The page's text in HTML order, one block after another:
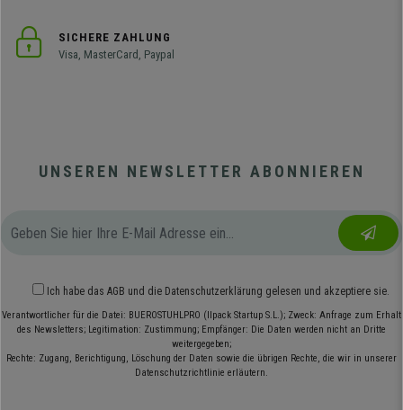
SICHERE ZAHLUNG
Visa, MasterCard, Paypal
UNSEREN NEWSLETTER ABONNIEREN
Ich habe das AGB und die Datenschutzerklärung gelesen und akzeptiere sie.
Verantwortlicher für die Datei: BUEROSTUHLPRO (Ilpack Startup S.L.); Zweck: Anfrage zum Erhalt
des Newsletters; Legitimation: Zustimmung; Empfänger: Die Daten werden nicht an Dritte
weitergegeben;
Rechte: Zugang, Berichtigung, Löschung der Daten sowie die übrigen Rechte, die wir in unserer
Datenschutzrichtlinie erläutern.